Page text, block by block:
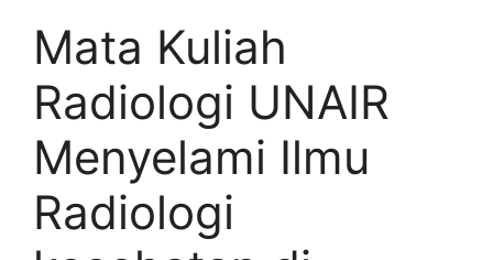
Mata Kuliah
Radiologi UNAIR
Menyelami Ilmu
Radiologi